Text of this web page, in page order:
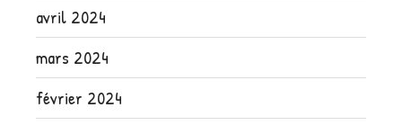
avril 2024
mars 2024
février 2024